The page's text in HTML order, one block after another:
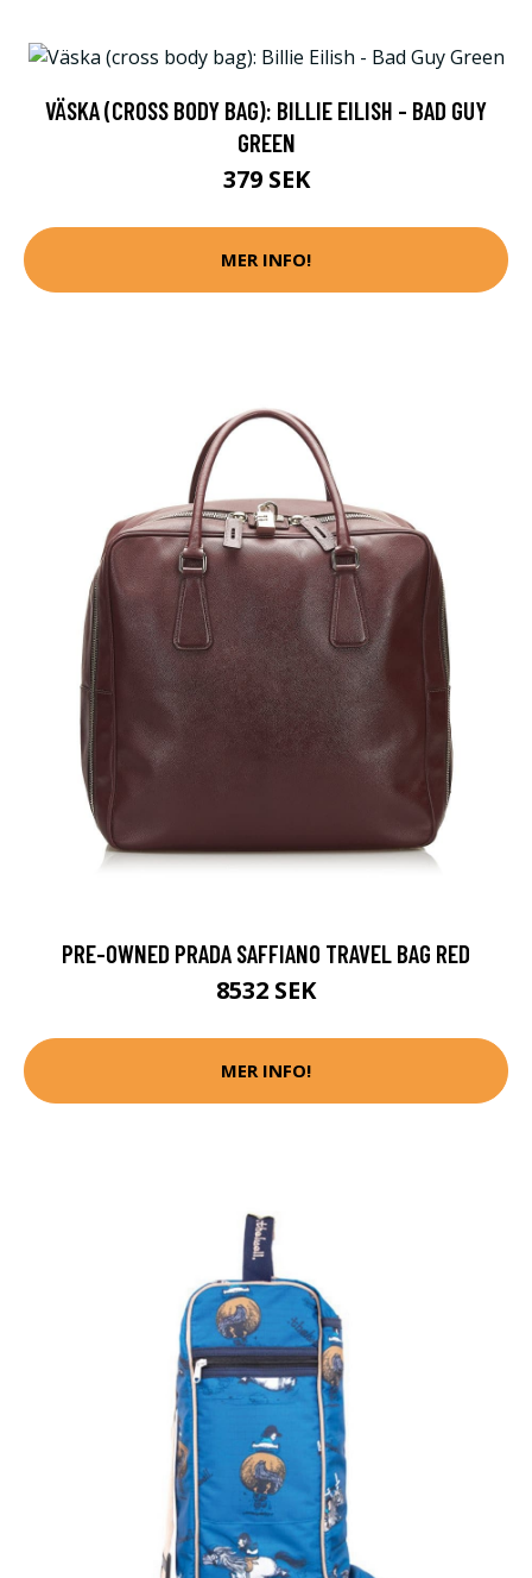
VÄSKA (CROSS BODY BAG): BILLIE EILISH - BAD GUY
GREEN
379 SEK
MER INFO!
PRE-OWNED PRADA SAFFIANO TRAVEL BAG RED
8532 SEK
MER INFO!